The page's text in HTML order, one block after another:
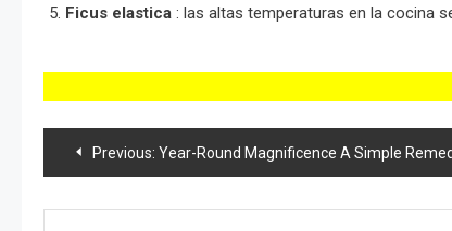
Ficus elastica : las altas temperaturas en la cocina
Post
navigation
Previous: Year-Round Magnificence A Simple Remedy for Geranium Blooms! Are you eager to enjoy the vibrant beauty of geranium blooms throughout